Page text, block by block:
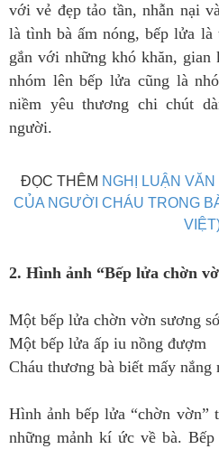
với vẻ đẹp tảo tần, nhẫn nại
là tình bà ấm nóng, bếp lửa
gắn với những khó khăn, gian
nhóm lên bếp lửa cũng là
niềm yêu thương chi chút
người.
ĐỌC THÊM NGHỊ LUẬN
CỦA NGƯỜI CHÁU TRONG
2. Hình ảnh “Bếp lửa chờn
Một bếp lửa chờn vờn sương
Một bếp lửa ấp iu nồng đượm
Cháu thương bà biết mấy nắng
Hình ảnh bếp lửa “chờn vờn”
những mảnh kí ức về bà.